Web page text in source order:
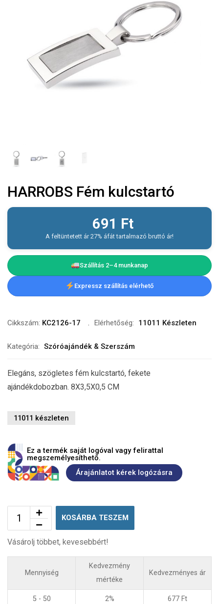
HARROBS Fém kulcstartó
691 Ft
A feltüntetett ár 27% áfát tartalmazó bruttó ár!
Szállítás 2–4 munkanap
Expressz szállítás elérhető
Cikkszám: KC2126-17 Elérhetőség: 11011 Készleten
Kategória: Szóróajándék & Szerszám
Elegáns, szögletes fém kulcstartó, fekete
ajándékdobozban. 8X3,5X0,5 CM
11011 készleten
Ez a termék saját logóval vagy felirattal
megszemélyesíthető.
Árajánlatot kérek logózásra
KOSÁRBA TESZEM
Vásárolj többet, kevesebbért!
Mennyiség
Kedvezmény
mértéke
Kedvezményes ár
5 - 50 2% 677 Ft